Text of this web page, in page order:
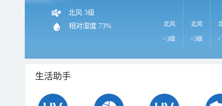
北风 3级
相对湿度 73% 北风
<3级
北风
<3级
生活助手